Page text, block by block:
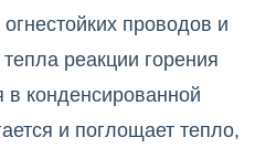
проводов и
реакции горения
конденсированной
и поглощает тепло,